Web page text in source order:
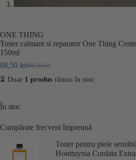
ONE THING
Toner calmant si reparator One Thing
150ml
80,50lei
Prețul
inițial
68,50 leiPrețul
curent
⏳ Doar 1 produs rămas în stoc
În stoc
Cumpărate frecvent împreună
Toner pentru piele
Houttuynia Cordata